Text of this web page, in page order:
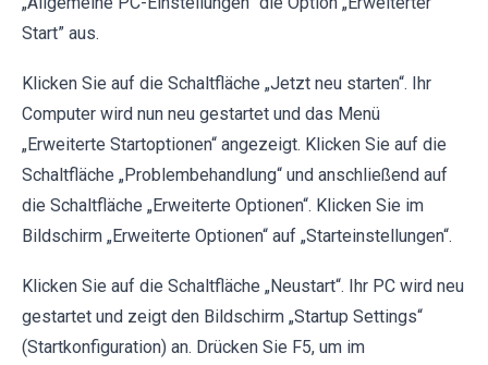
Start” aus.
Klicken Sie auf die Schaltfläche „Jetzt neu starten“. Ihr
Computer wird nun neu gestartet und das Menü
„Erweiterte Startoptionen“ angezeigt. Klicken Sie auf die
Schaltfläche „Problembehandlung“ und anschließend auf
die Schaltfläche „Erweiterte Optionen“. Klicken Sie im
Bildschirm „Erweiterte Optionen“ auf „Starteinstellungen“.
Klicken Sie auf die Schaltfläche „Neustart“. Ihr PC wird neu
gestartet und zeigt den Bildschirm „Startup Settings“
(Startkonfiguration) an. Drücken Sie F5, um im